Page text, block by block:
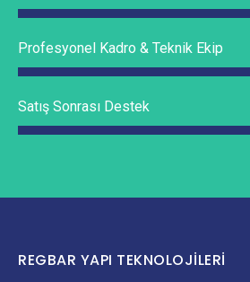
Profesyonel Kadro & Teknik Ekip
Satış Sonrası Destek
REGBAR YAPI TEKNOLOJİLERİ